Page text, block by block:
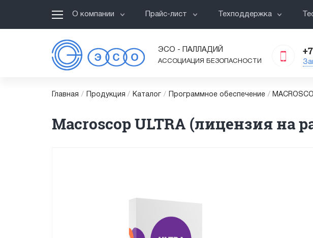
О компании Прайс-лист Техподдержка
ЭСО - ПАЛЛАДИЙ
АССОЦИАЦИЯ БЕЗОПАСНОСТИ
Главная / Продукция / Каталог / Программное обеспечение /
Macroscop ULTRA (лицензия на